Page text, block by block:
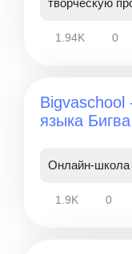
творческую
1.94K 0
Bigvaschool
языка Бигва
Онлайн-школа
1.9K 0